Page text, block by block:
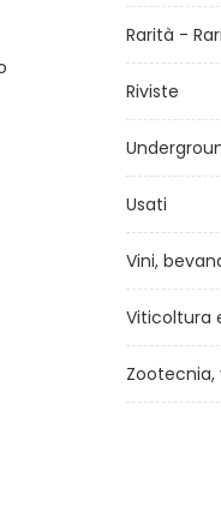
La
Rarità -
Riviste
Usati
Vini,
Viticoltura